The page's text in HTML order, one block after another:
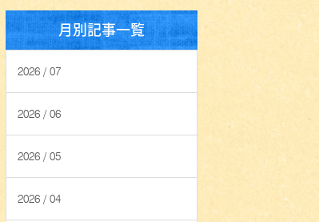
月別記事一覧
2026 / 07
2026 / 06
2026 / 05
2026 / 04